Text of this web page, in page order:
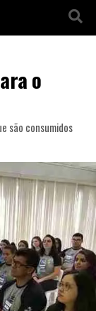
o
são consumidos